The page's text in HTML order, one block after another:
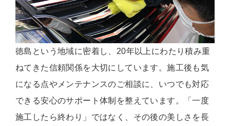
徳島という地域に密着し、20年以上にわたり積み重
ねてきた信頼関係を大切にしています。施工後も気
になる点やメンテナンスのご相談に、いつでも対応
できる安心のサポート体制を整えています。「一度
施工したら終わり」ではなく、その後の美しさを長